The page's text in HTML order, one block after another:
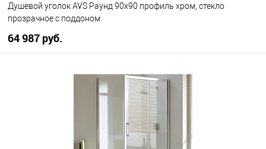
Душевой уголок AVS Раунд 90x90 профиль хром, стекло
прозрачное с поддоном
64 987 руб.
В корзину
В наличии